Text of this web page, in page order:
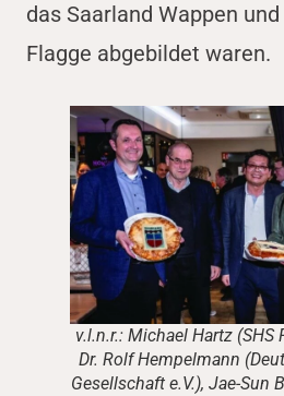
das Saarland Wappen
Flagge abgebildet waren.
v.l.n.r.: Michael Hartz (SHS
Dr. Rolf Hempelmann
Gesellschaft e.V.), Jae-Sun